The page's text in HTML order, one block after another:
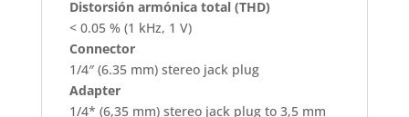
Distorsión armónica total (THD)
< 0.05 % (1 kHz, 1 V)
Connector
1/4″ (6.35 mm) stereo jack plug
Adapter
1/4* (6,35 mm) stereo jack plug to 3,5 mm